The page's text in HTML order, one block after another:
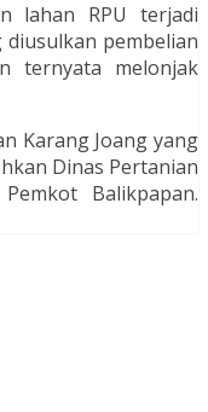
lahan RPU terjadi
pembelian
ternyata melonjak
Karang Joang yang
Dinas Pertanian
Balikpapan.